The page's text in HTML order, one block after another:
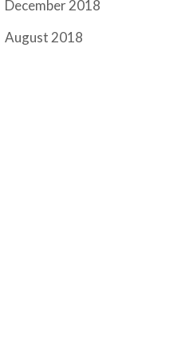
December 2018
August 2018